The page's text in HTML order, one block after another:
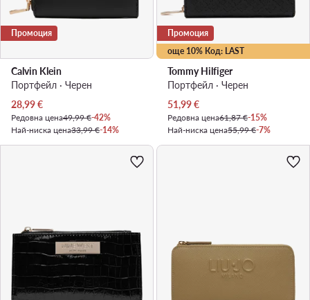
Промоция
Calvin Klein
Портфейл · Черен
Актуална цена
28,99€
Редовна цена49,99 €-42%
Най-ниска цена33,99 €-14%
още 10% Код: LAST
Промоция
Tommy Hilfiger
Портфейл · Черен
Актуална цена
51,99€
Редовна цена61,87 €-15%
Най-ниска цена55,99 €-7%